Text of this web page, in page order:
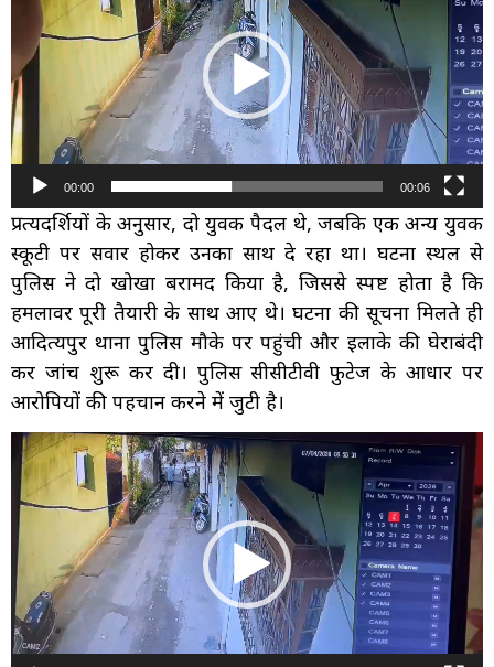
00:00 00:06
प्रत्यक्षदर्शियों के अनुसार, दो युवक पैदल थे, जबकि एक अन्य युवक
स्कूटी पर सवार होकर उनका साथ दे रहा था। घटना स्थल से
पुलिस ने दो खोखा बरामद किया है, जिससे स्पष्ट होता है कि
हमलावर पूरी तैयारी के साथ आए थे। घटना की सूचना मिलते ही
आदित्यपुर थाना पुलिस मौके पर पहुंची और इलाके की घेराबंदी
कर जांच शुरू कर दी। पुलिस सीसीटीवी फुटेज के आधार पर
आरोपियों की पहचान करने में जुटी है।
Video
Player